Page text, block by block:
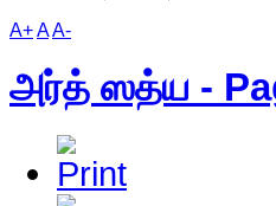
A+AA-
அர்த் ஸத்ய -